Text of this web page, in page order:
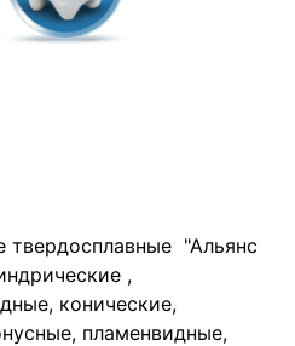
твердосплавные "Альянс
,
конические,
пламенвидные,